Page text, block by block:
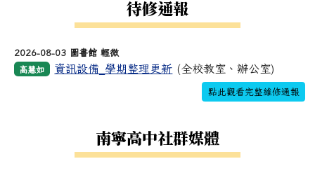
待修通報
2026-08-03 圖書館 輕微
高慧如 資訊設備_學期整理更新 (全校教室、辦公室)
點此觀看完整維修通報
南寧高中社群媒體